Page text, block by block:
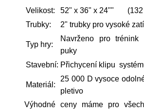
Velikost:
52" x 36" x 24"" (132
Trubky:
2" trubky pro vysoké
Typ hry:
Navrženo pro trénink
puky
Stavební: Přichycení klipu
Materiál:
25 000 D vysoce
pletivo
Výhodné ceny máme pro